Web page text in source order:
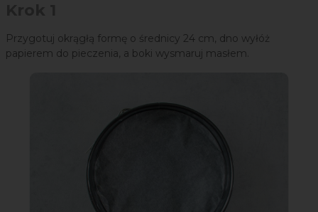
Przygotuj okrągłą formę o średnicy 24 cm, dno wyłóż
papierem do pieczenia, a boki wysmaruj masłem.